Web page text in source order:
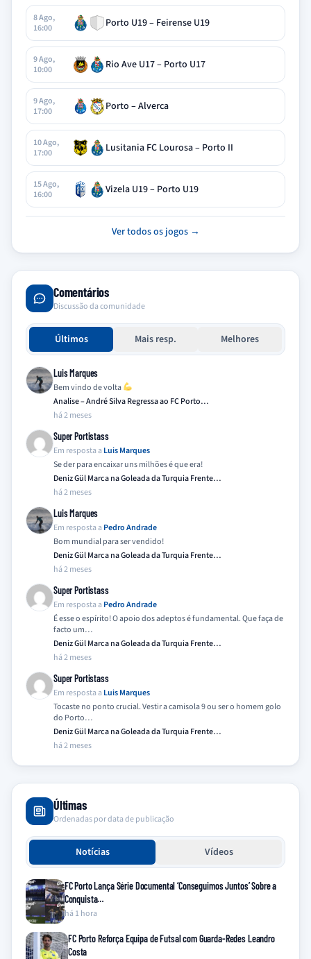
8 Ago,
16:00
Porto U19 – Feirense U19
9 Ago,
10:00
Rio Ave U17 – Porto U17
9 Ago,
17:00
Porto – Alverca
10 Ago,
17:00
Lusitania FC Lourosa – Porto II
15 Ago,
16:00
Vizela U19 – Porto U19
Ver todos os jogos →
Comentários
Discussão da comunidade
Últimos Mais resp. Melhores
Luis Marques
Bem vindo de volta
Analise – André Silva Regressa ao FC Porto…
há 2 meses
Super Portistass
Em resposta a Luis Marques
Se der para encaixar uns milhões é que era!
Deniz Gül Marca na Goleada da Turquia Frente…
há 2 meses
Luis Marques
Em resposta a Pedro Andrade
Bom mundial para ser vendido!
Deniz Gül Marca na Goleada da Turquia Frente…
há 2 meses
Super Portistass
Em resposta a Pedro Andrade
É esse o espírito! O apoio dos adeptos é fundamental. Que faça de
facto um…
Deniz Gül Marca na Goleada da Turquia Frente…
há 2 meses
Super Portistass
Em resposta a Luis Marques
Tocaste no ponto crucial. Vestir a camisola 9 ou ser o homem golo
do Porto…
Deniz Gül Marca na Goleada da Turquia Frente…
há 2 meses
Últimas
Ordenadas por data de publicação
Notícias Vídeos
FC Porto Lança Série Documental ‘Conseguimos Juntos’ Sobre a
Conquista…
há 1 hora
FC Porto Reforça Equipa de Futsal com Guarda-Redes Leandro
Costa